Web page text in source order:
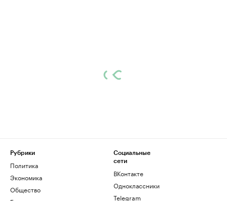
Рубрики
Политика
Экономика
Общество
Социальные
сети
ВКонтакте
Одноклассники
Telegram